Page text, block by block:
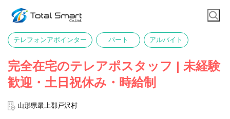
テレフォンアポインター パート アルバイト
完全在宅のテレアポスタッフ | 未経験
歓迎・土日祝休み・時給制
山形県最上郡戸沢村